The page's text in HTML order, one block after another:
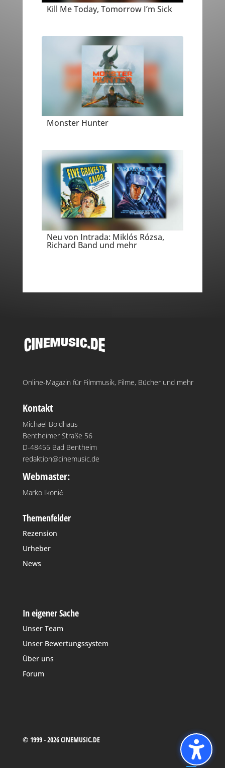
Kill Me Today, Tomorrow I’m Sick
Monster Hunter
Neu von Intrada: Miklós Rózsa,
Richard Band und mehr
Online-Magazin für Filmmusik, Filme, Bücher und mehr
Kontakt
Michael Boldhaus
Bentheimer Straße 56
D-48455 Bad Bentheim
redaktion@cinemusic.de
Webmaster:
Marko Ikonić
Themenfelder
Rezension
Urheber
News
In eigener Sache
Unser Team
Unser Bewertungssystem
Über uns
Forum
© 1999 - 2026 CINEMUSIC.DE